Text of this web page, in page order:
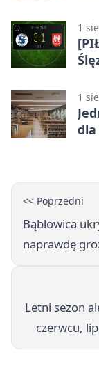
1
1
dla
<< Poprzedni
Bąblowica
naprawdę
Letni sezon
czerwcu,